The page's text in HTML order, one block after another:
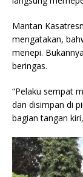
Mantan
mengatakan,
menepi.
beringas.
“Pelaku sempat
dan disimpan di
bagian tangan